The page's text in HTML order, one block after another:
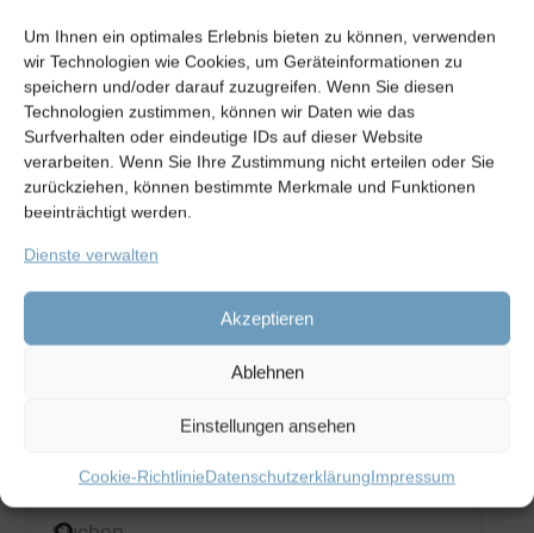
Um Ihnen ein optimales Erlebnis bieten zu können, verwenden
wir Technologien wie Cookies, um Geräteinformationen zu
speichern und/oder darauf zuzugreifen. Wenn Sie diesen
Technologien zustimmen, können wir Daten wie das
Surfverhalten oder eindeutige IDs auf dieser Website
verarbeiten. Wenn Sie Ihre Zustimmung nicht erteilen oder Sie
zurückziehen, können bestimmte Merkmale und Funktionen
beeinträchtigt werden.
Dienste verwalten
Akzeptieren
Ablehnen
Einstellungen ansehen
Cookie-RichtlinieDatenschutzerklärungImpressum